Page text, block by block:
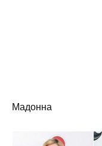
Мадонна